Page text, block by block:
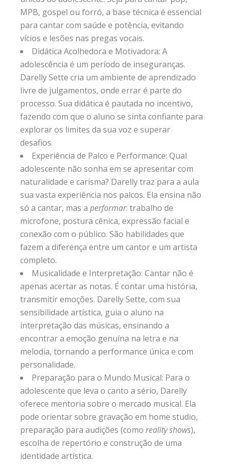
MPB, gospel ou forró, a base técnica é essencial
para cantar com saúde e potência, evitando
vícios e lesões nas pregas vocais.
Didática Acolhedora e Motivadora: A
adolescência é um período de inseguranças.
Darelly Sette cria um ambiente de aprendizado
livre de julgamentos, onde errar é parte do
processo. Sua didática é pautada no incentivo,
fazendo com que o aluno se sinta confiante para
explorar os limites da sua voz e superar
desafios.
Experiência de Palco e Performance: Qual
adolescente não sonha em se apresentar com
naturalidade e carisma? Darelly traz para a aula
sua vasta experiência nos palcos. Ela ensina não
só a cantar, mas aperformar: trabalho de
microfone, postura cênica, expressão facial e
conexão com o público. São habilidades que
fazem a diferença entre um cantor e um artista
completo.
Musicalidade e Interpretação: Cantar não é
apenas acertar as notas. É contar uma história,
transmitir emoções. Darelly Sette, com sua
sensibilidade artística, guia o aluno na
interpretação das músicas, ensinando a
encontrar a emoção genuína na letra e na
melodia, tornando a performance única e com
personalidade.
Preparação para o Mundo Musical: Para o
adolescente que leva o canto a sério, Darelly
oferece mentoria sobre o mercado musical. Ela
pode orientar sobre gravação em home studio,
preparação para audições (comoreality shows),
escolha de repertório e construção de uma
identidade artística.